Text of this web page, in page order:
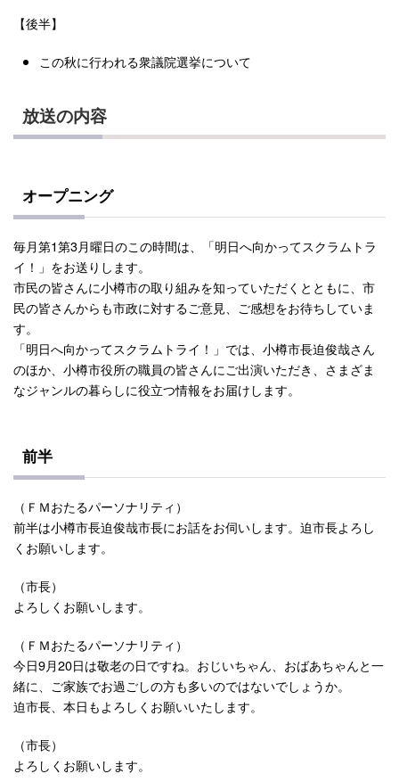
【後半】
この秋に行われる衆議院選挙について
放送の内容
オープニング
毎月第1第3月曜日のこの時間は、「明日へ向かってスクラムトラ
イ！」をお送りします。
市民の皆さんに小樽市の取り組みを知っていただくとともに、市
民の皆さんからも市政に対するご意見、ご感想をお待ちしていま
す。
「明日へ向かってスクラムトライ！」では、小樽市長迫俊哉さん
のほか、小樽市役所の職員の皆さんにご出演いただき、さまざま
なジャンルの暮らしに役立つ情報をお届けします。
前半
（ＦＭおたるパーソナリティ）
前半は小樽市長迫俊哉市長にお話をお伺いします。迫市長よろし
くお願いします。
（市長）
よろしくお願いします。
（ＦＭおたるパーソナリティ）
今日9月20日は敬老の日ですね。おじいちゃん、おばあちゃんと一
緒に、ご家族でお過ごしの方も多いのではないでしょうか。
迫市長、本日もよろしくお願いいたします。
（市長）
よろしくお願いします。